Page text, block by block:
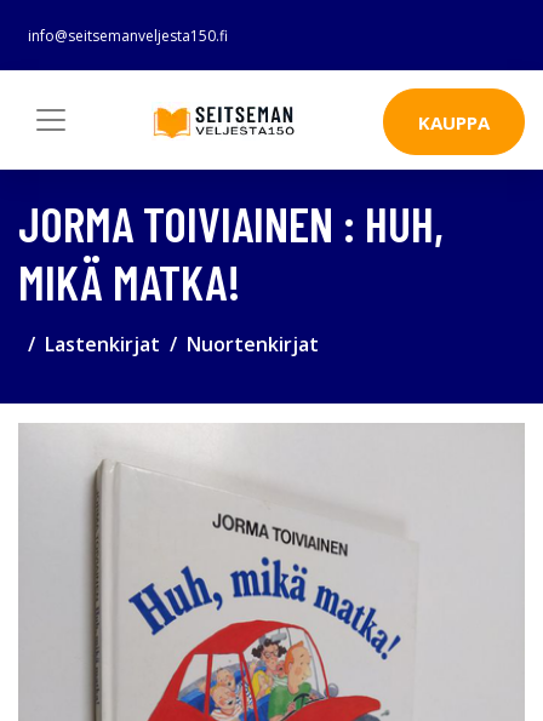
info@seitsemanveljesta150.fi
KAUPPA
JORMA TOIVIAINEN : HUH,
MIKÄ MATKA!
Lastenkirjat Nuortenkirjat